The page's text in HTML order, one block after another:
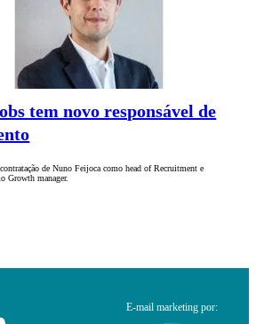
tem novo responsável de
de Nuno Feijoca como head of Recruitment e
Growth manager.
E-mail marketing por: